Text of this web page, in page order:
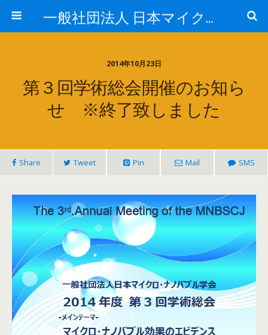
一般社団法人 日本マイクロ・ナノバブル学会
2014年10月23日
第３回学術総会開催のお知ら
せ ※終了致しました
Share Tweet Pin Mail SMS